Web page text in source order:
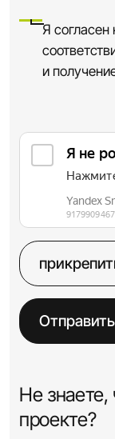
Я согласен
и
Отправить
Не знаете,
проекте?